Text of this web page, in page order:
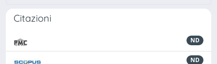
Citazioni
ND
ND